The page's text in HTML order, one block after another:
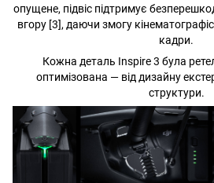
опущене, підвіс підтримує
вгору [3], даючи змогу
кадри.
Кожна деталь Inspire 3 була
оптимізована — від дизайну
структури.